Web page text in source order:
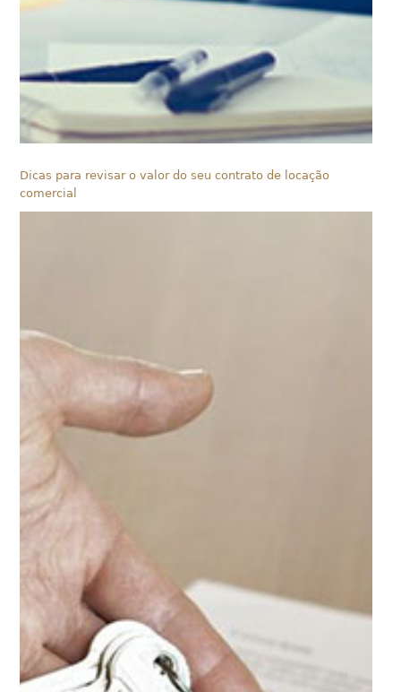
Dicas para revisar o valor do seu contrato de locação
comercial